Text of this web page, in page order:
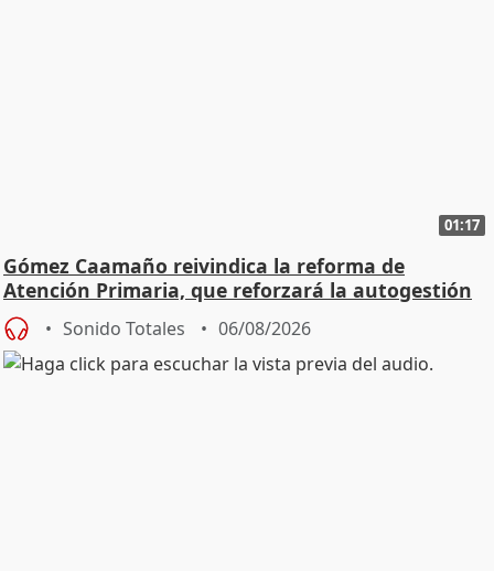
01:17
Gómez Caamaño reivindica la reforma de
Atención Primaria, que reforzará la autogestión
Sonido Totales 06/08/2026